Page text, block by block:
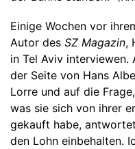
Einige Wochen vor
Autor des SZ Magazin,
in Tel Aviv interviewen.
der Seite von Hans
Lorre und auf die
was sie sich von ihrer
gekauft habe,
den Lohn einbehalten.